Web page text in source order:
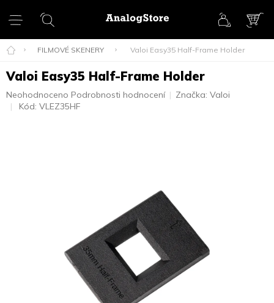
obsah
FILMOVÉ SKENERY Valoi Easy35 Half-Frame Holder
Valoi Easy35 Half-Frame Holder
Průměrné
hodnocení
Neohodnoceno Podrobnosti hodnocení Značka: Valoi
Kód: VLEZ35HF